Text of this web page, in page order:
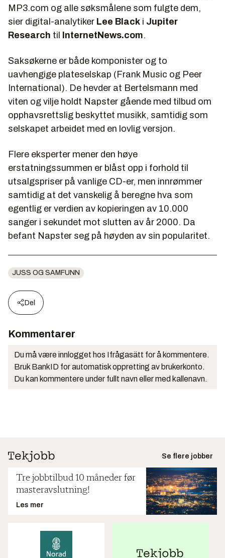
MP3.com og alle søksmålene som fulgte dem,
sier digital-analytiker Lee Black i Jupiter
Research til InternetNews.com.
Saksøkerne er både komponister og to
uavhengige plateselskap (Frank Music og Peer
International). De hevder at Bertelsmann med
viten og vilje holdt Napster gående med tilbud om
opphavsrettslig beskyttet musikk, samtidig som
selskapet arbeidet med en lovlig versjon.
Flere eksperter mener den høye
erstatningssummen er blåst opp i forhold til
utsalgspriser på vanlige CD-er, men innrømmer
samtidig at det vanskelig å beregne hva som
egentlig er verdien av kopieringen av 10.000
sanger i sekundet mot slutten av år 2000. Da
befant Napster seg på høyden av sin popularitet.
JUSS OG SAMFUNN
Del
Kommentarer
Du må være innlogget hos Ifrågasätt for å kommentere.
Bruk BankID for automatisk oppretting av brukerkonto.
Du kan kommentere under fullt navn eller med kallenavn.
Se flere jobber
Tre jobbtilbud 10 måneder før
masteravslutning!
Les mer